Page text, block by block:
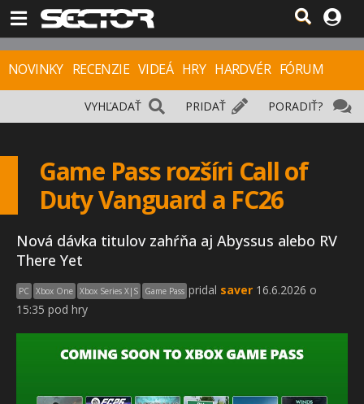
NOVINKY RECENZIE VIDEÁ HRY HARDVÉR FÓRUM
PORADIŤ?
PRIDAŤ
VYHĽADAŤ
Game Pass rozšíri Call of
Duty Vanguard a FC26
Nová dávka titulov zahŕňa aj Abyssus alebo RV
There Yet
PC Xbox One Xbox Series X|S Game Pass pridal saver 16.6.2026 o
15:35 pod hry